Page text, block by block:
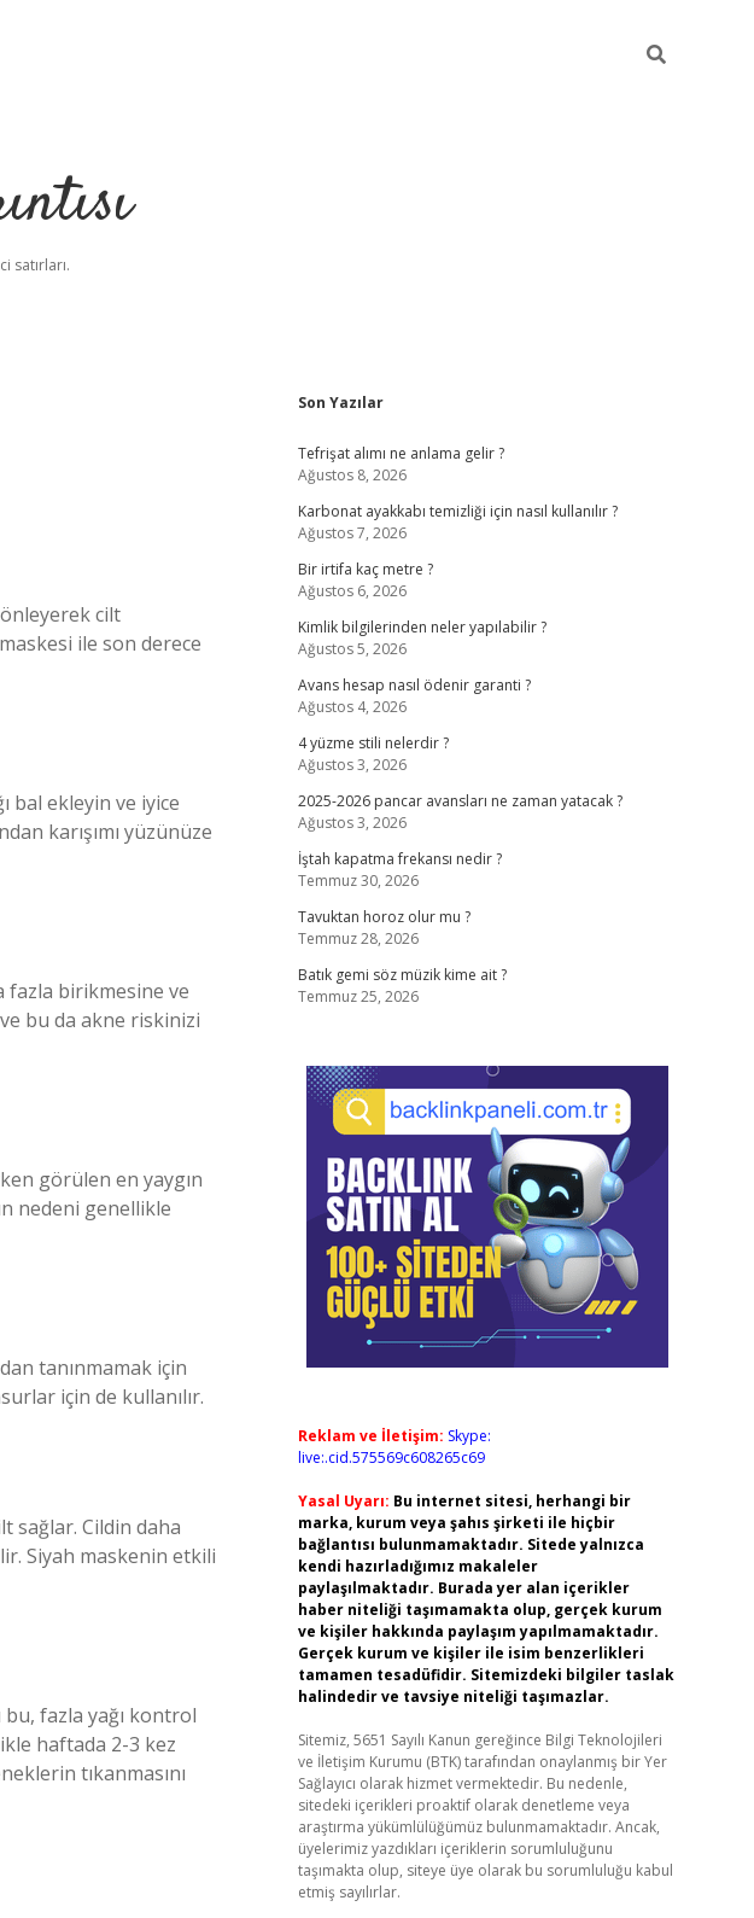
satırları.
cilt
ile son derece
bal ekleyin ve iyice
karışımı yüzünüze
fazla birikmesine ve
bu da akne riskinizi
görülen en yaygın
nedeni genellikle
tanınmamak için
için de kullanılır.
sağlar. Cildin daha
Siyah maskenin etkili
fazla yağı kontrol
haftada 2-3 kez
tıkanmasını
Sidebar
Son Yazılar
Tefrişat alımı ne anlama gelir ?
Ağustos 8, 2026
Karbonat ayakkabı temizliği için nasıl kullanılır ?
Ağustos 7, 2026
Bir irtifa kaç metre ?
Ağustos 6, 2026
Kimlik bilgilerinden neler yapılabilir ?
Ağustos 5, 2026
Avans hesap nasıl ödenir garanti ?
Ağustos 4, 2026
4 yüzme stili nelerdir ?
Ağustos 3, 2026
2025-2026 pancar avansları ne zaman yatacak ?
Ağustos 3, 2026
İştah kapatma frekansı nedir ?
Temmuz 30, 2026
Tavuktan horoz olur mu ?
Temmuz 28, 2026
Batık gemi söz müzik kime ait ?
Temmuz 25, 2026
Reklam ve İletişim: Skype:
live:.cid.575569c608265c69
Yasal Uyarı: Bu internet sitesi, herhangi bir
marka, kurum veya şahıs şirketi ile hiçbir
bağlantısı bulunmamaktadır. Sitede yalnızca
kendi hazırladığımız makaleler
paylaşılmaktadır. Burada yer alan içerikler
haber niteliği taşımamakta olup, gerçek kurum
ve kişiler hakkında paylaşım yapılmamaktadır.
Gerçek kurum ve kişiler ile isim benzerlikleri
tamamen tesadüfidir. Sitemizdeki bilgiler taslak
halindedir ve tavsiye niteliği taşımazlar.
Sitemiz, 5651 Sayılı Kanun gereğince Bilgi Teknolojileri
ve İletişim Kurumu (BTK) tarafından onaylanmış bir Yer
Sağlayıcı olarak hizmet vermektedir. Bu nedenle,
sitedeki içerikleri proaktif olarak denetleme veya
araştırma yükümlülüğümüz bulunmamaktadır. Ancak,
üyelerimiz yazdıkları içeriklerin sorumluluğunu
taşımakta olup, siteye üye olarak bu sorumluluğu kabul
etmiş sayılırlar.